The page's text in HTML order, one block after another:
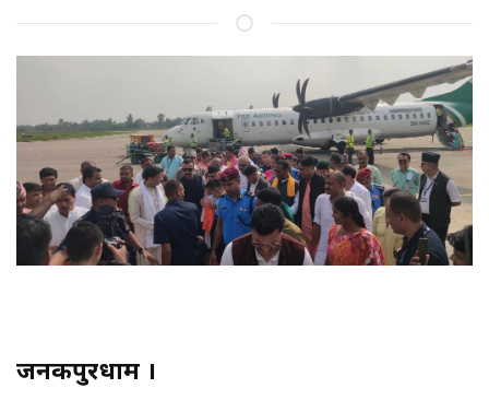
जनकपुरधाम ।